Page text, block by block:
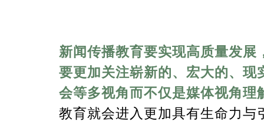
新闻传播教育要实现高质量发
要更加关注崭新的、宏大的、现
会等多视角而不仅是媒体视角理
教育就会进入更加具有生命力与